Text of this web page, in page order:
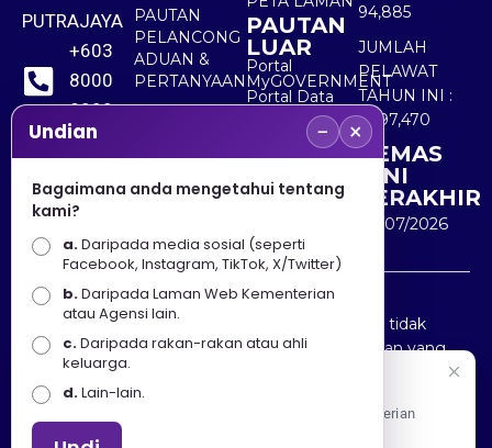
PUTRAJAYA
+603
8000
8000
+603
8891
7100
PAUTAN
PELANCONG
ADUAN &
PERTANYAAN
PAUTAN
LUAR
Portal
MyGOVERNMENT
Portal Data
Terbuka
Sektor Awam
94,885
JUMLAH
PELAWAT
TAHUN INI :
5,497,470
KEMAS
KINI
TERAKHIR
30/07/2026
Penafian : Kerajaan Malaysia dan Kementerian
Pelancongan Seni dan Budaya (MOTAC) adalah tidak
bertanggungjawab atas kehilangan atau kerugian yang
disebabkan oleh penggunaan mana-mana maklumat
yang diperolehi dari portal ini.
Undian − ×
Bagaimana anda mengetahui tentang
kami?
a.Daripada media sosial (seperti
Facebook, Instagram, TikTok, X/Twitter)
b.Daripada Laman Web Kementerian
atau Agensi lain.
c.Daripada rakan-rakan atau ahli
keluarga.
d.Lain-lain.
Apa Khabar! Selamat datang ke Portal Rasmi Kementerian
Pelancongan, Seni dan Budaya